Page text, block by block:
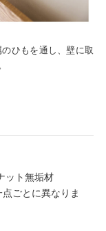
ひもを通し、壁に取
ット無垢材
ごとに異なりま